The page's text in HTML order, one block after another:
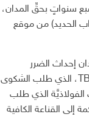
سبع سنواتٍ بحقِّ المدان،
الحديد) من موقع
إحداث الضرر
بمصلحة الجهة التي يعمل فيها، وهذا ما أيَّـدته الأدلة وأقوال المُمثِّل القانونيِّ للمصرف العراقيِّ للتجارة TBI، الذي طلب الشكوى
الفولاذيَّة الذي طلب
إلى القناعة الكافية